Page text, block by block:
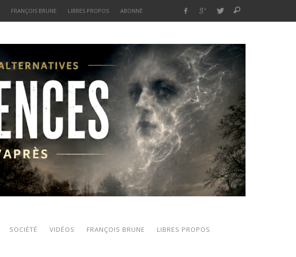
FRANÇOIS BRUNE LIBRES PROPOS ABONNÉ
SOCIÉTÉ VIDÉOS FRANÇOIS BRUNE LIBRES PROPOS